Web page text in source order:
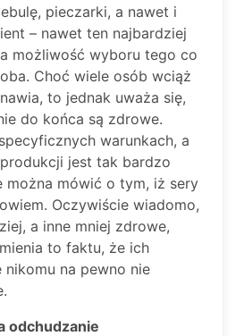
pieczarki, a nawet i
– nawet ten najbardziej
możliwość wyboru tego co
Choć wiele osób wciąż
to jednak uważa się,
do końca są zdrowe.
warunkach, a
jest tak bardzo
można mówić o tym, iż sery
Oczywiście wiadomo,
a inne mniej zdrowe,
to faktu, że ich
nikomu na pewno nie
odchudzanie